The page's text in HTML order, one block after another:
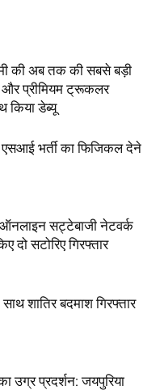
की अब तक की सबसे बड़ी
प्रीमियम ट्रूकलर
किया डेब्यू
एसआई भर्ती का फिजिकल देने
सट्टेबाजी नेटवर्क
दो सटोरिए गिरफ्तार
शातिर बदमाश गिरफ्तार
उग्र प्रदर्शन: जयपुरिया